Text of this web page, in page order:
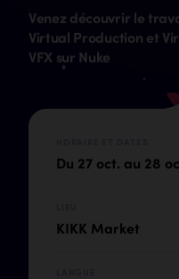
Venez découvrir le
Virtual Production et
VFX sur Nuke
Du 27 oct. au 28
KIKK Market